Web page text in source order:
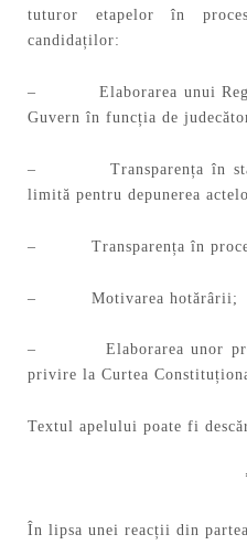
tuturor etapelor în
candidaților:
– Elaborarea unui
Guvern în funcția de
– Transparența în
limită pentru depunerea
– Transparența în
– Motivarea hotărârii;
– Elaborarea unor
privire la Curtea
Textul apelului poate fi
În lipsa unei reacții din